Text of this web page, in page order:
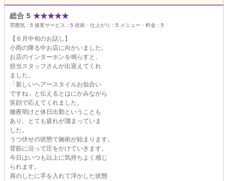
総合 5 ★★★★★
雰囲気： 5 接客サービス： 5 技術・仕上がり： 5 メニュー・料金： 5
【６月中旬のお話し】
小雨の降る中お店に向かいました。
お店のインターホンを鳴らすと、
担当スタッフさんが出迎えてくれ
ました。
「新しいヘアースタイルお似合い
ですね」と伝えるとはにかみながら
笑顔で応えてくれました。
徹夜明けと休日出勤ということも
あり、とても疲れが溜まっていま
した。
うつ伏せの状態で施術が始まります。
背筋に沿って圧をかけていきます。
今日はいつも以上に気持ちよく感じ
られます。
肩のしたに手を入れて浮かした状態